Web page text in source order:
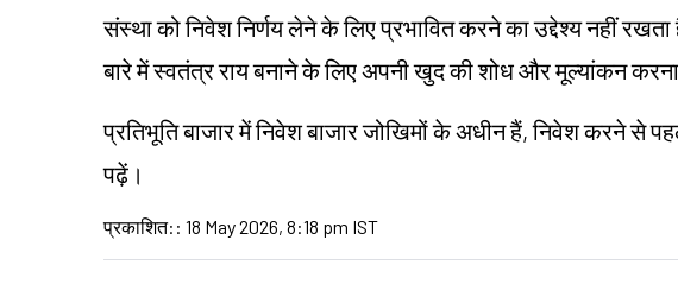
संस्था को निवेश निर्णय लेने के लिए प्रभावित करने का उद्देश्य नहीं रखता
बारे में स्वतंत्र राय बनाने के लिए अपनी खुद की शोध और मूल्यांकन करना
प्रतिभूति बाजार में निवेश बाजार जोखिमों के अधीन हैं, निवेश करने से
पढ़ें।
प्रकाशित: : 18 May 2026, 8:18 pm IST